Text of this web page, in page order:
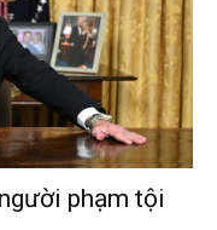
phạm tội